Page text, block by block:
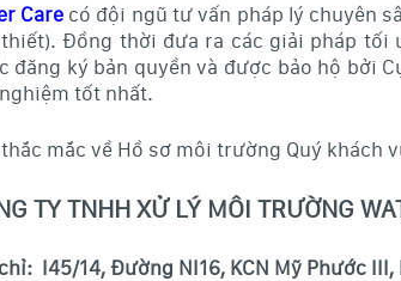
Carecó đội ngũ tư vấn pháp lý chuyên
Đồng thời đưa ra các giải pháp tối
đăng ký bản quyền và được bảo hộ bởi
tốt nhất.
mắc về Hồ sơ môi trường Quý khách
TY TNHH XỬ LÝ MÔI TRƯỜNG
I45/14, Đường NI16, KCN Mỹ Phước